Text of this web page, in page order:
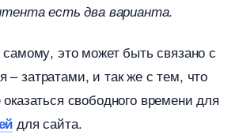
есть два варианта.
это может быть связано с
затратами, и так же с тем, что
свободного времени для
для сайта.